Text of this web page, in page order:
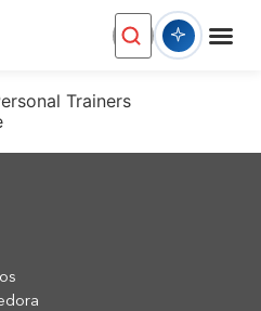
Trainers